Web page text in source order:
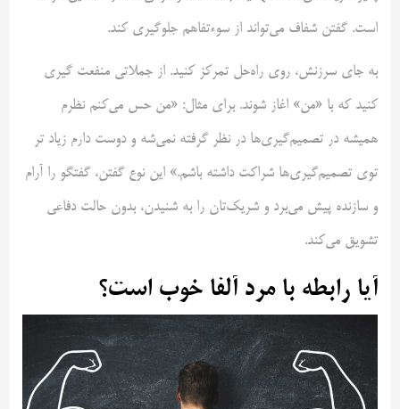
است. گفتن شفاف می‌تواند از سوء‌تفاهم جلوگیری کند.
به ‌جای سرزنش، روی راه‌حل تمرکز کنید. از جملاتی منفعت گیری
کنید که با «من» اغاز شوند. برای مثال: «من حس می‌کنم نظرم
همیشه در تصمیم‌گیری‌ها در نظر گرفته نمی‌شه و دوست دارم زیاد تر
توی تصمیم‌گیری‌ها شراکت داشته باشم.» این نوع گفتن، گفتگو را آرام
و سازنده پیش می‌برد و شریک‌تان را به شنیدن، بدون حالت دفاعی
تشویق می‌کند.
آیا رابطه با مرد آلفا خوب است؟